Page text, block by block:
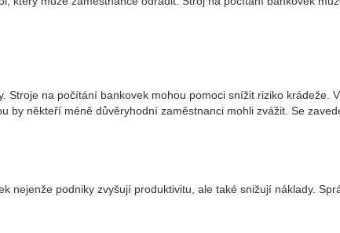
Stroje na počítání bankovek mohou pomoci snížit riziko
by někteří méně důvěryhodní zaměstnanci mohli zvážit. Se
nejenže podniky zvyšují produktivitu, ale také snižují náklady.